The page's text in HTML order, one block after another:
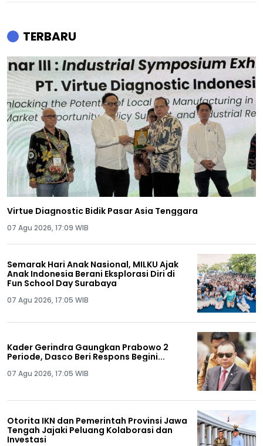
TERBARU
Virtue Diagnostic Bidik Pasar Asia Tenggara
07 Agu 2026, 17:09 WIB
Semarak Hari Anak Nasional, MILKU Ajak
Anak Indonesia Berani Eksplorasi Diri di
Fun School Day Surabaya
07 Agu 2026, 17:05 WIB
Kader Gerindra Gaungkan Prabowo 2
Periode, Dasco Beri Respons Begini...
07 Agu 2026, 17:05 WIB
Otorita IKN dan Pemerintah Provinsi Jawa
Tengah Jajaki Peluang Kolaborasi dan
Investasi